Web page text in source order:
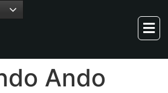
Ando